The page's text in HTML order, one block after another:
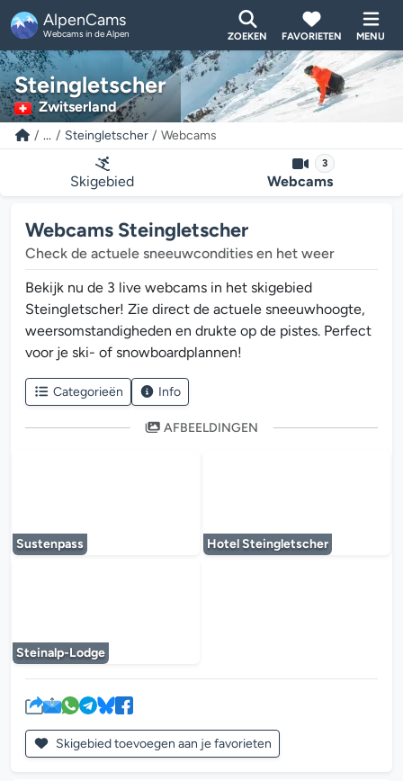
AlpenCams
Webcams in de Alpen ZOEKEN FAVORIETEN MENU
Steingletscher
Zwitserland
... Steingletscher Webcams
Skigebied
3
Webcams
Webcams Steingletscher
Check de actuele sneeuwcondities en het weer
Bekijk nu de 3 live webcams in het skigebied
Steingletscher! Zie direct de actuele sneeuwhoogte,
weersomstandigheden en drukte op de pistes. Perfect
voor je ski- of snowboardplannen!
Categorieën Info
AFBEELDINGEN
Sustenpass Hotel Steingletscher
Steinalp-Lodge
Skigebied toevoegen aan je favorieten